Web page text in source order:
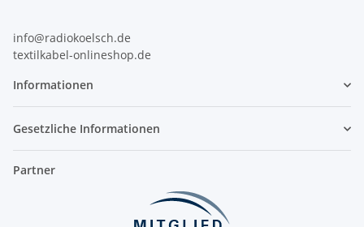
info@radiokoelsch.de
textilkabel-onlineshop.de
Informationen
Gesetzliche Informationen
Partner